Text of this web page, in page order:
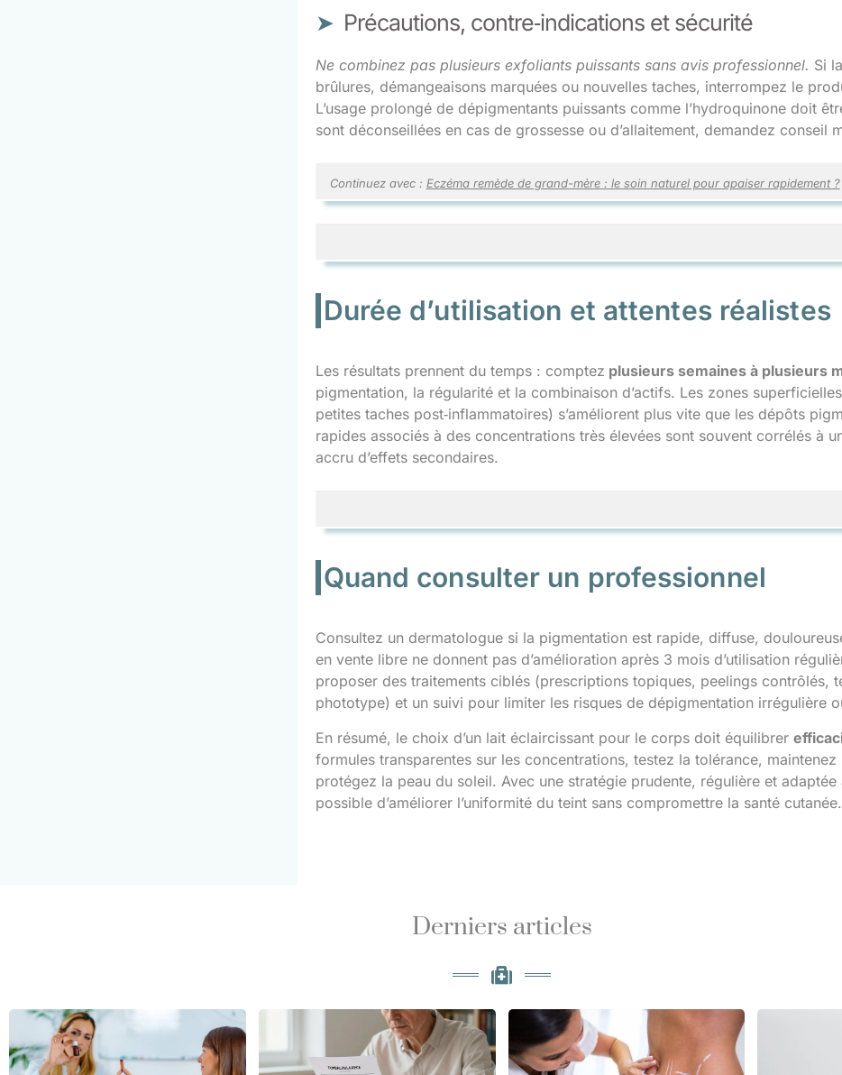
Précautions, contre‑indications et sécurité
Ne combinez pas plusieurs exfoliants puissants sans avis professionnel. Si
brûlures, démangeaisons marquées ou nouvelles taches, interrompez le
L’usage prolongé de dépigmentants puissants comme l’hydroquinone doit
sont déconseillées en cas de grossesse ou d’allaitement, demandez conseil
Continuez avec : Eczéma remède de grand-mère : le soin naturel pour apaiser rapidement ?
Durée d’utilisation et attentes réalistes
Les résultats prennent du temps : comptez plusieurs semaines à plusieurs
pigmentation, la régularité et la combinaison d’actifs. Les zones
petites taches post‑inflammatoires) s’améliorent plus vite que les dépôts
rapides associés à des concentrations très élevées sont souvent corrélés à
accru d’effets secondaires.
Quand consulter un professionnel
Consultez un dermatologue si la pigmentation est rapide, diffuse,
en vente libre ne donnent pas d’amélioration après 3 mois d’utilisation
proposer des traitements ciblés (prescriptions topiques, peelings contrôlés,
phototype) et un suivi pour limiter les risques de dépigmentation irrégulière
En résumé, le choix d’un lait éclaircissant pour le corps doit équilibrer
formules transparentes sur les concentrations, testez la tolérance,
protégez la peau du soleil. Avec une stratégie prudente, régulière et
possible d’améliorer l’uniformité du teint sans compromettre la santé cutanée.
Derniers articles